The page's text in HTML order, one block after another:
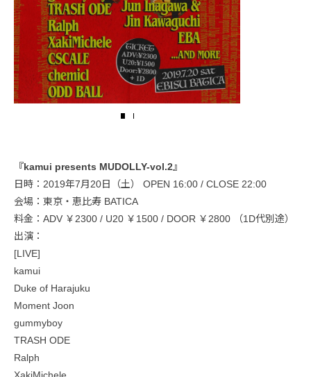
『kamui presents MUDOLLY-vol.2』
日時：2019年7月20日（土） OPEN 16:00 / CLOSE 22:00
会場：東京・恵比寿 BATICA
料金：ADV ￥2300 / U20 ￥1500 / DOOR ￥2800 （1D代別途）
出演：
[LIVE]
kamui
Duke of Harajuku
Moment Joon
gummyboy
TRASH ODE
Ralph
XakiMichele